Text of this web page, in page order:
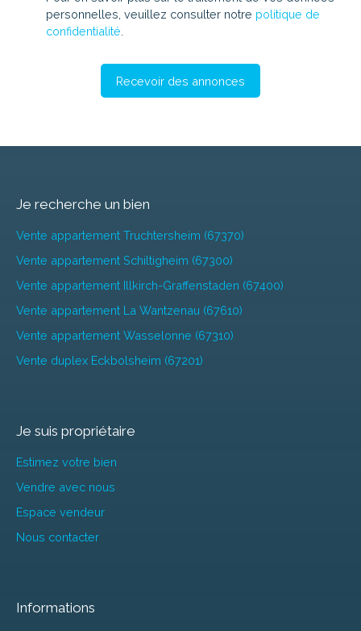
personnelles, veuillez consulter notre politique de
confidentialité
Recevoir des annonces
Je recherche un bien
Vente appartement Truchtersheim (67370)
Vente appartement Schiltigheim (67300)
Vente appartement Illkirch-Graffenstaden (67400)
Vente appartement La Wantzenau (67610)
Vente appartement Wasselonne (67310)
Vente duplex Eckbolsheim (67201)
Je suis propriétaire
Estimez votre bien
Vendre avec nous
Espace vendeur
Nous contacter
Informations